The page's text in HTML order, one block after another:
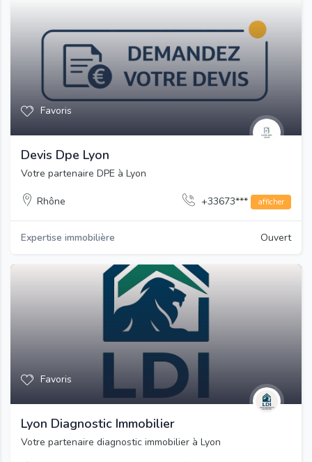
Favoris
Devis Dpe Lyon
Votre partenaire DPE à Lyon
Rhône +33673*** afficher
Expertise immobilière Ouvert
Favoris
Lyon Diagnostic Immobilier
Votre partenaire diagnostic immobilier à Lyon